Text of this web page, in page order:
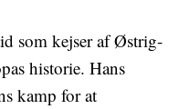
som kejser af Østrig-
historie. Hans
kamp for at